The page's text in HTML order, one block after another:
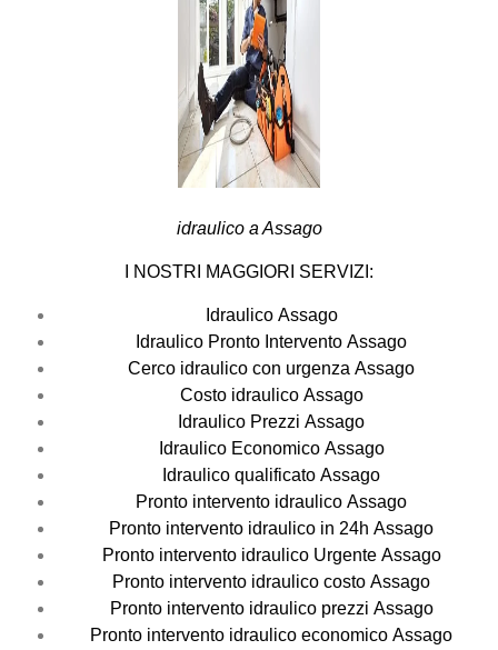
idraulico a Assago
I NOSTRI MAGGIORI SERVIZI:
Idraulico Assago
Idraulico Pronto Intervento Assago
Cerco idraulico con urgenza Assago
Costo idraulico Assago
Idraulico Prezzi Assago
Idraulico Economico Assago
Idraulico qualificato Assago
Pronto intervento idraulico Assago
Pronto intervento idraulico in 24h Assago
Pronto intervento idraulico Urgente Assago
Pronto intervento idraulico costo Assago
Pronto intervento idraulico prezzi Assago
Pronto intervento idraulico economico Assago